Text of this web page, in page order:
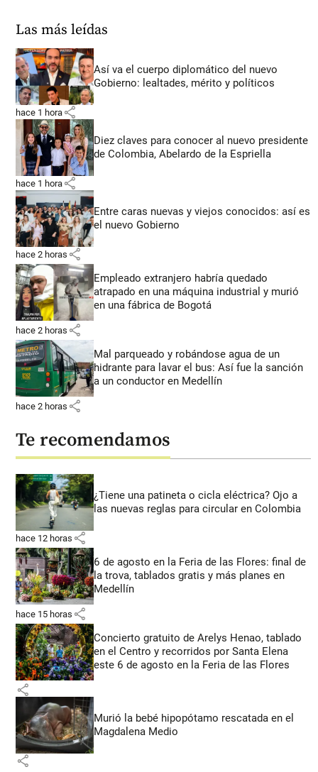
Las más leídas
Así va el cuerpo diplomático del nuevo
Gobierno: lealtades, mérito y políticos
hace 1 hora share
Diez claves para conocer al nuevo presidente
de Colombia, Abelardo de la Espriella
hace 1 hora share
Entre caras nuevas y viejos conocidos: así es
el nuevo Gobierno
hace 2 horas share
Empleado extranjero habría quedado
atrapado en una máquina industrial y murió
en una fábrica de Bogotá
hace 2 horas share
Mal parqueado y robándose agua de un
hidrante para lavar el bus: Así fue la sanción
a un conductor en Medellín
hace 2 horas share
Te recomendamos
¿Tiene una patineta o cicla eléctrica? Ojo a
las nuevas reglas para circular en Colombia
hace 12 horas share
6 de agosto en la Feria de las Flores: final de
la trova, tablados gratis y más planes en
Medellín
hace 15 horas share
Concierto gratuito de Arelys Henao, tablado
en el Centro y recorridos por Santa Elena
este 6 de agosto en la Feria de las Flores
share
Murió la bebé hipopótamo rescatada en el
Magdalena Medio
share